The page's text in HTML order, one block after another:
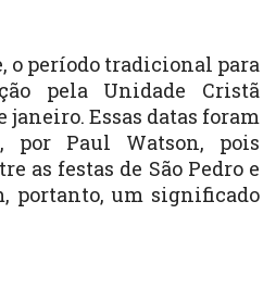
o período tradicional para
pela Unidade Cristã
janeiro. Essas datas foram
por Paul Watson, pois
as festas de São Pedro e
portanto, um significado